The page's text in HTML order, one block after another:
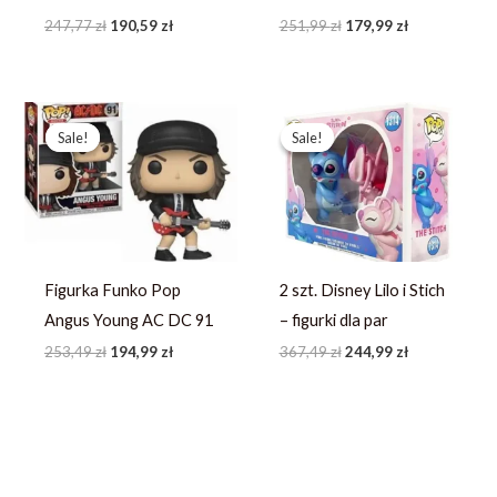
247,77zł 190,59 zł 251,99zł 179,99 zł
Sale!
Sale!
Figurka Funko Pop
Angus Young AC DC 91
253,49zł
Pierwotna
cena
wynosiła:
253,49 zł.
194,99 zł
cena
wynosi:
194,99 zł.
Sale!
Sale!
2 szt. Disney Lilo i Stich
– figurki dla par
367,49zł
Pierwotna
cena
wynosiła:
367,49 zł.
244,99 zł
Aktualna
cena
wynosi:
244,99 zł.